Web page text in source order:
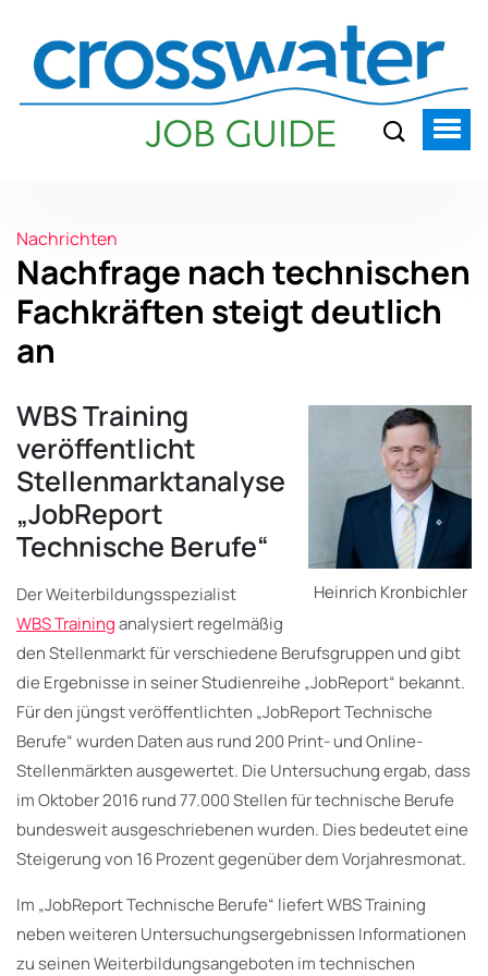
Nachrichten
Nachfrage nach technischen
Fachkräften steigt deutlich
an
Heinrich Kronbichler
WBS Training
veröffentlicht
Stellenmarktanalyse
„JobReport
Technische Berufe“
Der Weiterbildungsspezialist
WBS Traininganalysiert regelmäßig
den Stellenmarkt für verschiedene Berufsgruppen und gibt
die Ergebnisse in seiner Studienreihe „JobReport“ bekannt.
Für den jüngst veröffentlichten „JobReport Technische
Berufe“ wurden Daten aus rund 200 Print- und Online-
Stellenmärkten ausgewertet. Die Untersuchung ergab, dass
im Oktober 2016 rund 77.000 Stellen für technische Berufe
bundesweit ausgeschriebenen wurden. Dies bedeutet eine
Steigerung von 16 Prozent gegenüber dem Vorjahresmonat.
Im „JobReport Technische Berufe“ liefert WBS Training
neben weiteren Untersuchungsergebnissen Informationen
zu seinen Weiterbildungsangeboten im technischen